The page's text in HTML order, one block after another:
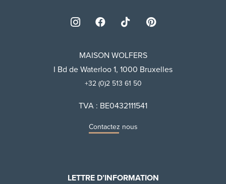
MAISON WOLFERS
I Bd de Waterloo 1, 1000 Bruxelles
+32 (0)2 513 61 50
TVA : BE0432111541
Contactez nous
LETTRE D’INFORMATION